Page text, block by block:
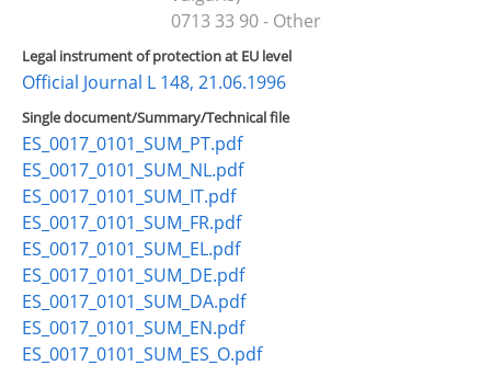
0713 33 90 - Other
Legal instrument of protection at EU level
Official Journal L 148, 21.06.1996
Single document/Summary/Technical file
ES_0017_0101_SUM_PT.pdf
ES_0017_0101_SUM_NL.pdf
ES_0017_0101_SUM_IT.pdf
ES_0017_0101_SUM_FR.pdf
ES_0017_0101_SUM_EL.pdf
ES_0017_0101_SUM_DE.pdf
ES_0017_0101_SUM_DA.pdf
ES_0017_0101_SUM_EN.pdf
ES_0017_0101_SUM_ES_O.pdf